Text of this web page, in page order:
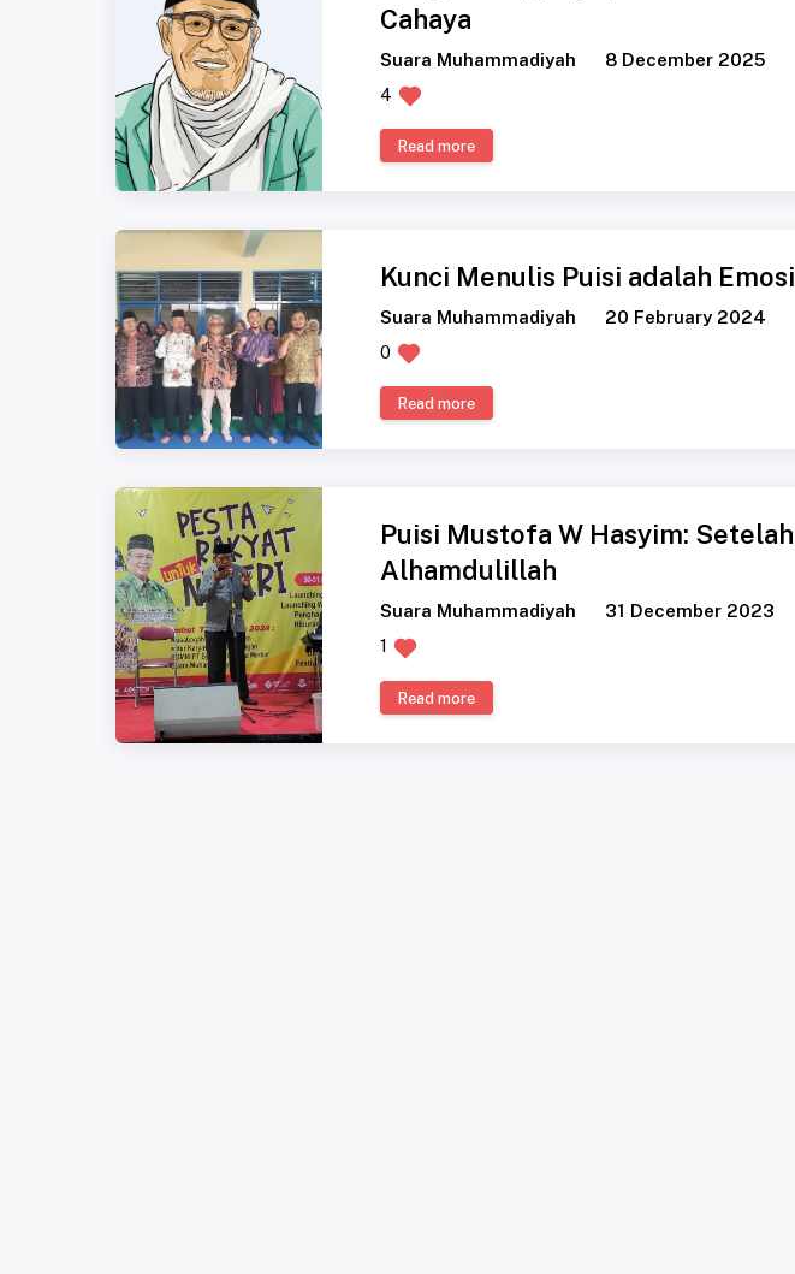
Cahaya
Suara Muhammadiyah
8 December 2025
4
Read more
Kunci Menulis Puisi adalah Emosi
Suara Muhammadiyah
20 February 2024
0
Read more
Puisi Mustofa W Hasyim: Setelah
Alhamdulillah
Suara Muhammadiyah
31 December 2023
1
Read more